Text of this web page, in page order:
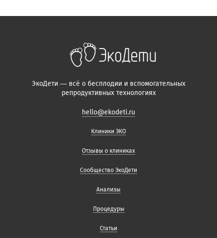
ЭкоДети — всё о бесплодии и вспомогательных
репродуктивных технологиях
hello@ekodeti.ru
Клиники ЭКО
Отзывы о клиниках
Сообщество ЭкоДети
Анализы
Процедуры
Статьи